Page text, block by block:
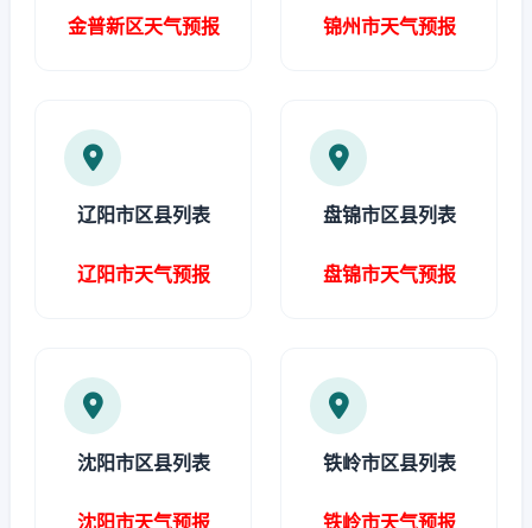
金普新区天气预报 锦州市天气预报
辽阳市区县列表
辽阳市天气预报
盘锦市区县列表
盘锦市天气预报
沈阳市区县列表
沈阳市天气预报
铁岭市区县列表
铁岭市天气预报